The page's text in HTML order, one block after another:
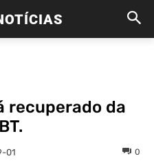
recuperado da
01 0